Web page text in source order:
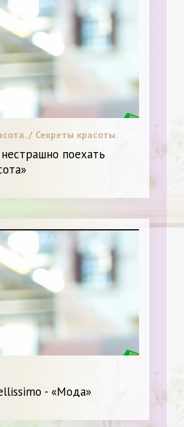
/ Секреты красоты.
поехать
- «Мода»